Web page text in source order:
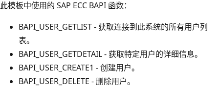
此模板中使用的 SAP ECC BAPI 函数：
BAPI_USER_GETLIST - 获取连接到此系统的所有用户列
表。
BAPI_USER_GETDETAIL - 获取特定用户的详细信息。
BAPI_USER_CREATE1 - 创建用户。
BAPI_USER_DELETE - 删除用户。